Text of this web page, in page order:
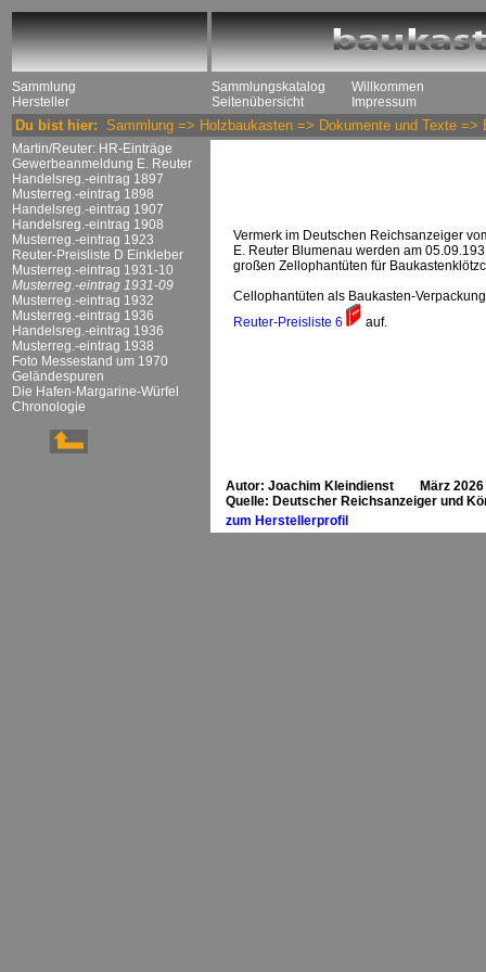
Sammlung
Hersteller
Sammlungskatalog
Seitenübersicht
Willkommen
Impressum
Du bist hier: Sammlung => Holzbaukasten => Dokumente und Texte =>
Martin/Reuter: HR-Einträge
Gewerbeanmeldung E. Reuter
Handelsreg.-eintrag 1897
Musterreg.-eintrag 1898
Handelsreg.-eintrag 1907
Handelsreg.-eintrag 1908
Musterreg.-eintrag 1923
Reuter-Preisliste D Einkleber
Musterreg.-eintrag 1931-10
Musterreg.-eintrag 1931-09
Musterreg.-eintrag 1932
Musterreg.-eintrag 1936
Handelsreg.-eintrag 1936
Musterreg.-eintrag 1938
Foto Messestand um 1970
Geländespuren
Die Hafen-Margarine-Würfel
Chronologie
Vermerk im Deutschen Reichsanzeiger
E. Reuter Blumenau werden am
großen Zellophantüten für
Cellophantüten als Baukasten-
Reuter-Preisliste 6
auf.
Autor: Joachim Kleindienst März 2026
Quelle: Deutscher Reichsanzeiger und
zum Herstellerprofil